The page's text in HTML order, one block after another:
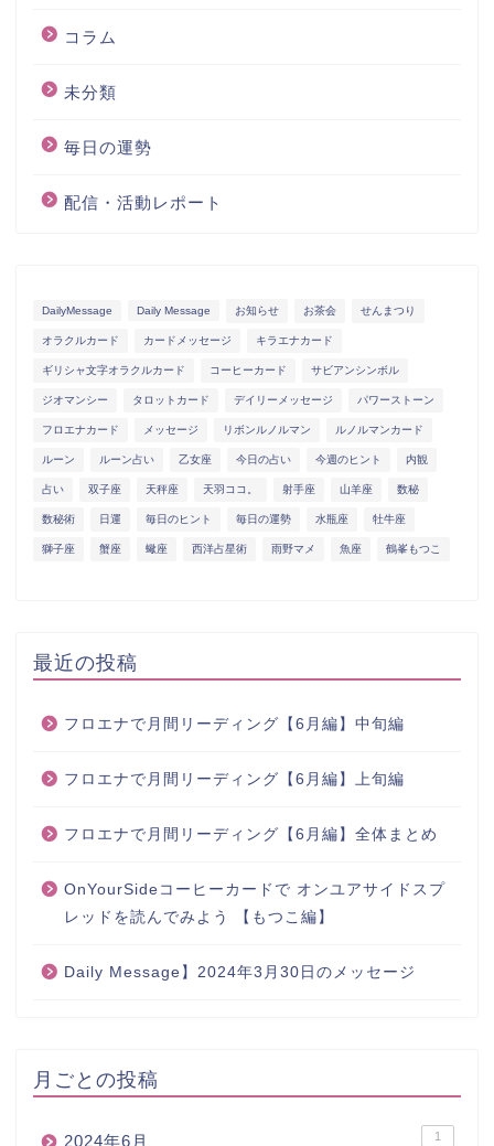
コラム
未分類
毎日の運勢
配信・活動レポート
DailyMessage Daily Message お知らせ お茶会 せんまつり
オラクルカード カードメッセージ キラエナカード
ギリシャ文字オラクルカード コーヒーカード サビアンシンボル
ジオマンシー タロットカード デイリーメッセージ パワーストーン
フロエナカード メッセージ リボンルノルマン ルノルマンカード
ルーン ルーン占い 乙女座 今日の占い 今週のヒント 内観
占い 双子座 天秤座 天羽ココ。 射手座 山羊座 数秘
数秘術 日運 毎日のヒント 毎日の運勢 水瓶座 牡牛座
獅子座 蟹座 蠍座 西洋占星術 雨野マメ 魚座 鶴峯もつこ
最近の投稿
フロエナで月間リーディング【6月編】中旬編
フロエナで月間リーディング【6月編】上旬編
フロエナで月間リーディング【6月編】全体まとめ
OnYourSideコーヒーカードで オンユアサイドスプ
レッドを読んでみよう 【もつこ編】
Daily Message】2024年3月30日のメッセージ
月ごとの投稿
2024年6月 1